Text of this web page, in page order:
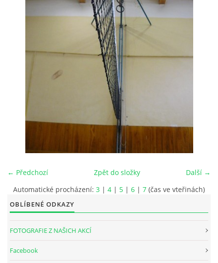
FOTOALBUM
KONTAKTY
← Předchozí Další →
Zpět do složky
Automatické procházení: 3 | 4 | 5 | 6 | 7 (čas ve vteřinách)
OBLÍBENÉ ODKAZY
FOTOGRAFIE Z NAŠICH AKCÍ
Facebook